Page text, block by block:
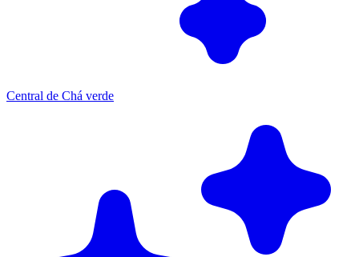
Central de Chá verde